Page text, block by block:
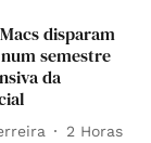
disparam
semestre
da
2 Horas